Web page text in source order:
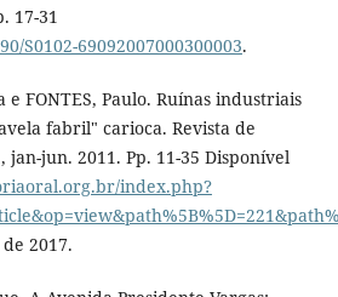
17-31
S0102-69092007000300003.
e FONTES, Paulo. Ruínas industriais
fabril" carioca. Revista de
jan-jun. 2011. Pp. 11-35 Disponível
index.php?
2017.